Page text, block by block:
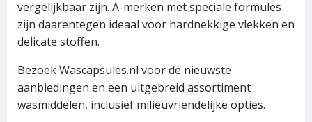
vergelijkbaar zijn. A-merken met speciale formules
zijn daarentegen ideaal voor hardnekkige vlekken en
delicate stoffen.
Bezoek Wascapsules.nl voor de nieuwste
aanbiedingen en een uitgebreid assortiment
wasmiddelen, inclusief milieuvriendelijke opties.